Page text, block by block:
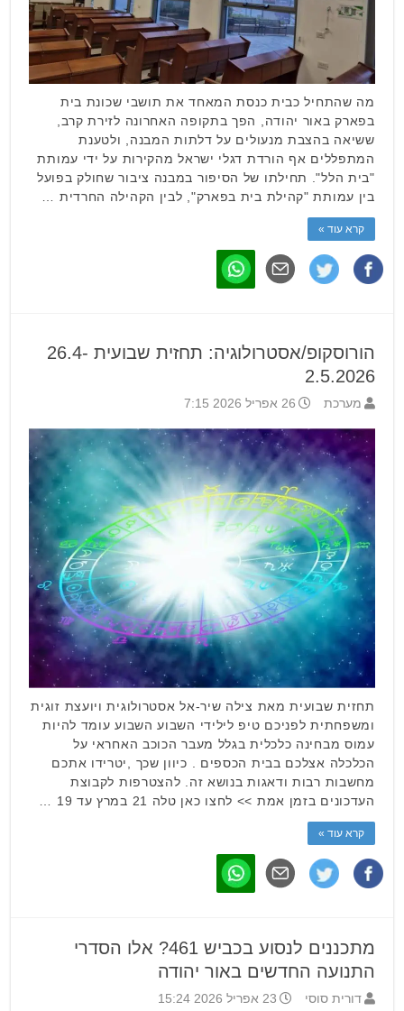
מה שהתחיל כבית כנסת המאחד את תושבי שכונת בית
בפארק באור יהודה, הפך בתקופה האחרונה לזירת קרב,
ששיאה בהצבת מנעולים על דלתות המבנה, ולטענת
המתפללים אף הורדת דגלי ישראל מהקירות על ידי עמותת
"בית הלל". תחילתו של הסיפור במבנה ציבור שחולק בפועל
בין עמותת "קהילת בית בפארק", לבין הקהילה החרדית …
קרא עוד »
הורוסקופ/אסטרולוגיה: תחזית שבועית 26.4-
2.5.2026
מערכת 26 אפריל 2026 7:15
תחזית שבועית מאת צילה שיר-אל אסטרולוגית ויועצת זוגית
ומשפחתית לפניכם טיפ לילידי השבוע השבוע עומד להיות
עמוס מבחינה כלכלית בגלל מעבר הכוכב האחראי על
הכלכלה אצלכם בבית הכספים . כיוון שכך ,יטרידו אתכם
מחשבות רבות ודאגות בנושא זה. להצטרפות לקבוצת
העדכונים בזמן אמת >> לחצו כאן טלה 21 במרץ עד 19 …
קרא עוד »
מתכננים לנסוע בכביש 461? אלו הסדרי
התנועה החדשים באור יהודה
דורית סוסי 23 אפריל 2026 15:24